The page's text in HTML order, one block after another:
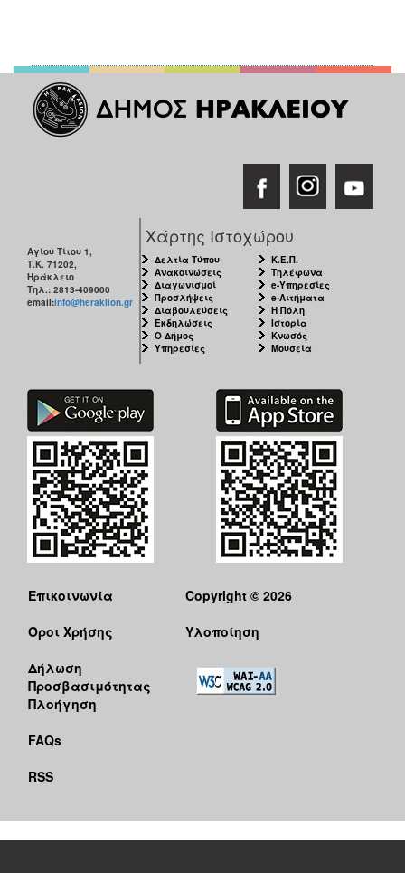
Αγίου Τίτου 1,
Τ.Κ. 71202,
Ηράκλειο
Τηλ.: 2813-409000
email:info@heraklion.gr
Χάρτης Ιστοχώρου
Δελτία Τύπου
Ανακοινώσεις
Διαγωνισμοί
Προσλήψεις
Διαβουλεύσεις
Εκδηλώσεις
Ο Δήμος
Υπηρεσίες
Κ.Ε.Π.
Τηλέφωνα
e-Υπηρεσίες
e-Αιτήματα
Η Πόλη
Ιστορία
Κνωσός
Μουσεία
Επικοινωνία
Όροι Χρήσης
Δήλωση
Προσβασιμότητας
Πλοήγηση
FAQs
RSS
Copyright © 2026
Υλοποίηση